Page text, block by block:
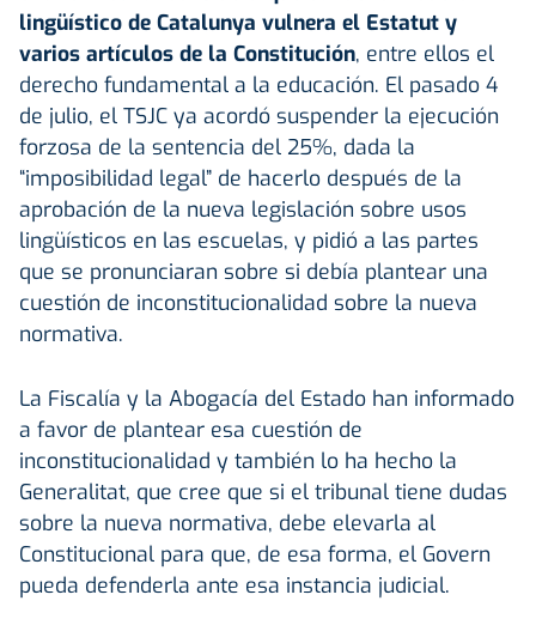
lingüístico de Catalunya vulnera el Estatut y
varios artículos de la Constitución, entre ellos el
derecho fundamental a la educación. El pasado 4
de julio, el TSJC ya acordó suspender la ejecución
forzosa de la sentencia del 25%, dada la
“imposibilidad legal” de hacerlo después de la
aprobación de la nueva legislación sobre usos
lingüísticos en las escuelas, y pidió a las partes
que se pronunciaran sobre si debía plantear una
cuestión de inconstitucionalidad sobre la nueva
normativa.
La Fiscalía y la Abogacía del Estado han informado
a favor de plantear esa cuestión de
inconstitucionalidad y también lo ha hecho la
Generalitat, que cree que si el tribunal tiene dudas
sobre la nueva normativa, debe elevarla al
Constitucional para que, de esa forma, el Govern
pueda defenderla ante esa instancia judicial.